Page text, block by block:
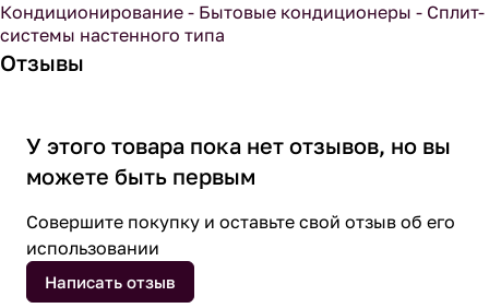
Кондиционирование - Бытовые кондиционеры - Сплит-
системы настенного типа
Отзывы
У этого товара пока нет отзывов, но вы
можете быть первым
Совершите покупку и оставьте свой отзыв об его
использовании
Написать отзыв